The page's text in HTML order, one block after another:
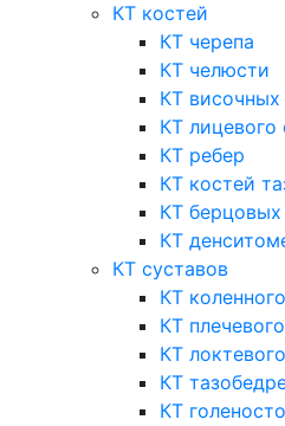
КТ костей
КТ черепа
КТ челюсти
КТ височных
КТ лицевого
КТ ребер
КТ костей
КТ берцовых
КТ
КТ суставов
КТ
КТ
КТ
КТ
КТ